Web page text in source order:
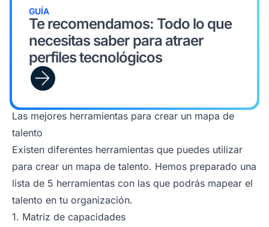
GUÍA
Te recomendamos: Todo lo que
necesitas saber para atraer
perfiles tecnológicos
Las mejores herramientas para crear un mapa de
talento
Existen diferentes herramientas que puedes utilizar
para crear un mapa de talento. Hemos preparado una
lista de 5 herramientas con las que podrás mapear el
talento en tu organización.
1. Matriz de capacidades